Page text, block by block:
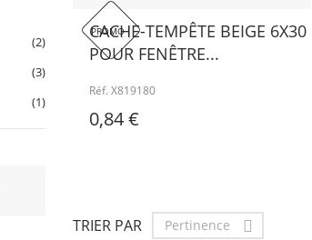
(2)
(3)
(1)
PROMO !
CACHE-TEMPÊTE BEIGE 6X30
POUR FENÊTRE...
Réf. X819180
0,84 €
TRIER PAR Pertinence 